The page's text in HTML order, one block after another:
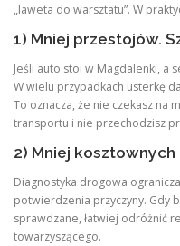
„laweta do warsztatu”. W
1) Mniej przestojów.
Jeśli auto stoi w Magdalenki, a
W wielu przypadkach usterkę
To oznacza, że nie czekasz na
transportu i nie przechodzisz
2) Mniej
Diagnostyka drogowa
potwierdzenia przyczyny. Gdy
sprawdzane, łatwiej odróżnić
towarzyszącego.